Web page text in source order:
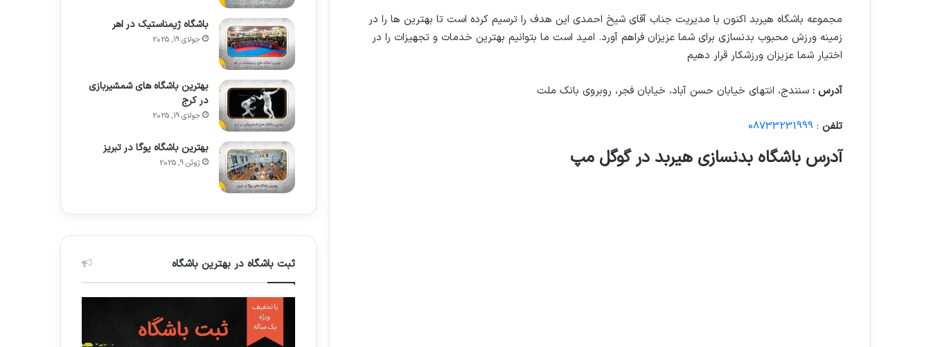
مجموعه باشگاه هیربد اکنون با مدیریت جناب آقای شیخ احمدی این هدف را ترسیم کرده است تا بهترین ها را در
زمینه ورزش محبوب بدنسازی برای شما عزیزان فراهم آورد. امید است ما بتوانیم بهترین خدمات و تجهیزات را در
اختیار شما عزیزان ورزشکار قرار دهیم
آدرس : سنندج، انتهای خیابان حسن آباد، خیابان فجر، روبروی بانک ملت
تلفن :
08733231999
آدرس باشگاه بدنسازی هیربد در گوگل مپ
باشگاه ژیمناستیک در اهر
جولای 19, 2025
بهترین باشگاه های شمشیربازی
در کرج
جولای 19, 2025
بهترین باشگاه یوگا در تبریز
ژوئن 9, 2025
ثبت باشگاه در بهترین باشگاه